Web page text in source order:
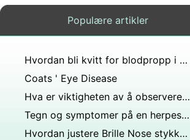
Populære artikler
Hvordan bli kvitt for blodpropp i øyet
Coats ' Eye Disease
Hva er viktigheten av å observere asepsis?
Tegn og symptomer på en herpes infeksjon i øyet
Hvordan justere Brille Nose stykker som er for nær Face